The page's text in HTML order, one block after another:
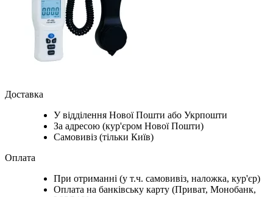
Доставка
У відділення Нової Пошти або Укрпошти
За адресою (кур'єром Нової Пошти)
Самовивіз (тільки Київ)
Оплата
При отриманні (у т.ч. самовивіз, наложка, кур'єр)
Оплата на банківську карту (Приват, Монобанк,